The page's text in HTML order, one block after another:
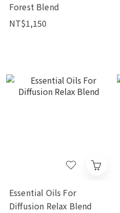
Forest Blend
NT$1,150
Essential Oils For
Diffusion Relax Blend